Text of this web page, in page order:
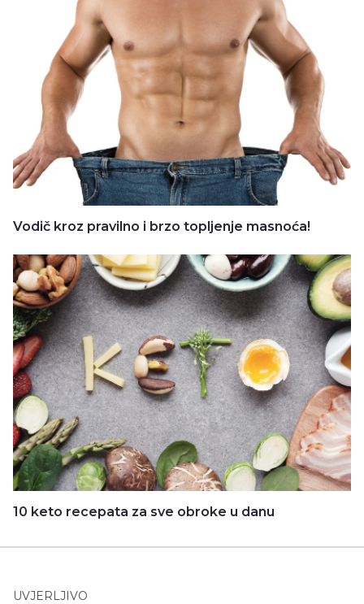
Vodič kroz pravilno i brzo topljenje masnoća!
10 keto recepata za sve obroke u danu
UVJERLJIVO